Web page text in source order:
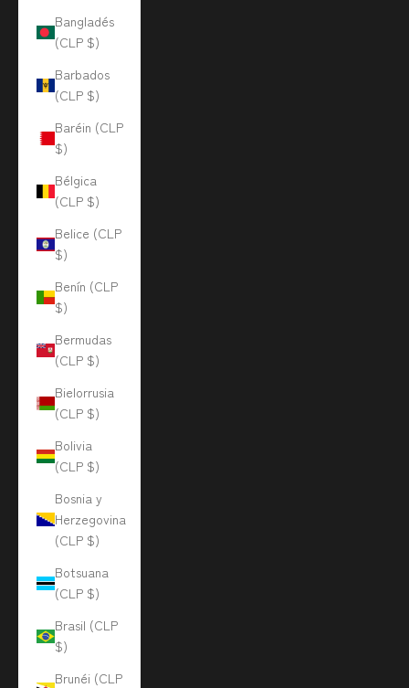
Bangladés
(CLP $)
Barbados
(CLP $)
Baréin (CLP
$)
Bélgica
(CLP $)
Belice (CLP
$)
Benín (CLP
$)
Bermudas
(CLP $)
Bielorrusia
(CLP $)
Bolivia
(CLP $)
Bosnia y
Herzegovina
(CLP $)
Botsuana
(CLP $)
Brasil (CLP
$)
Brunéi (CLP